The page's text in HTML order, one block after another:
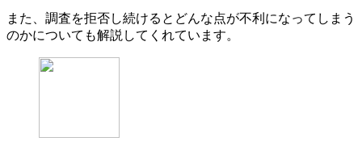
また、調査を拒否し続けるとどんな点が不利になってしまう
のかについても解説してくれています。